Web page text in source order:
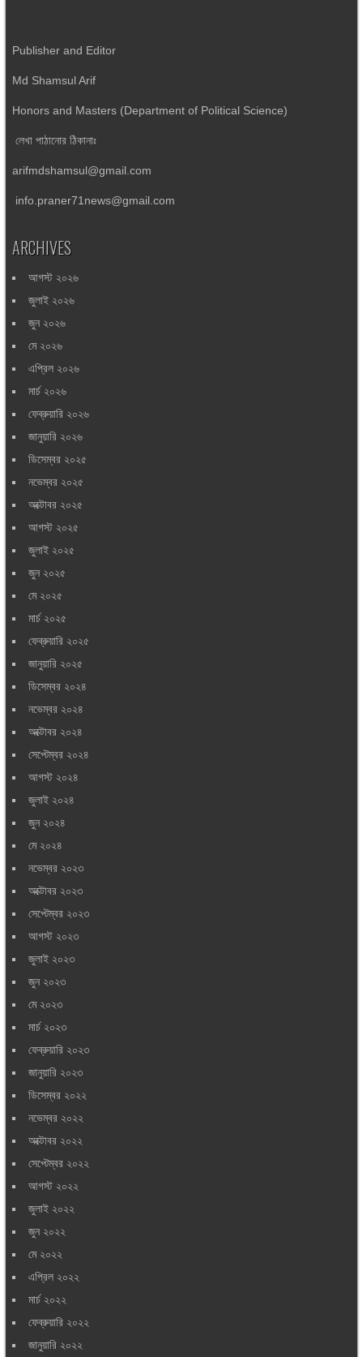
Publisher and Editor
Md Shamsul Arif
Honors and Masters (Department of Political Science)
লেখা পাঠানোর ঠিকানাঃ
arifmdshamsul@gmail.com
info.praner71news@gmail.com
ARCHIVES
আগস্ট ২০২৬
জুলাই ২০২৬
জুন ২০২৬
মে ২০২৬
এপ্রিল ২০২৬
মার্চ ২০২৬
ফেব্রুয়ারি ২০২৬
জানুয়ারি ২০২৬
ডিসেম্বর ২০২৫
নভেম্বর ২০২৫
অক্টোবর ২০২৫
আগস্ট ২০২৫
জুলাই ২০২৫
জুন ২০২৫
মে ২০২৫
মার্চ ২০২৫
ফেব্রুয়ারি ২০২৫
জানুয়ারি ২০২৫
ডিসেম্বর ২০২৪
নভেম্বর ২০২৪
অক্টোবর ২০২৪
সেপ্টেম্বর ২০২৪
আগস্ট ২০২৪
জুলাই ২০২৪
জুন ২০২৪
মে ২০২৪
নভেম্বর ২০২৩
অক্টোবর ২০২৩
সেপ্টেম্বর ২০২৩
আগস্ট ২০২৩
জুলাই ২০২৩
জুন ২০২৩
মে ২০২৩
মার্চ ২০২৩
ফেব্রুয়ারি ২০২৩
জানুয়ারি ২০২৩
ডিসেম্বর ২০২২
নভেম্বর ২০২২
অক্টোবর ২০২২
সেপ্টেম্বর ২০২২
আগস্ট ২০২২
জুলাই ২০২২
জুন ২০২২
মে ২০২২
এপ্রিল ২০২২
মার্চ ২০২২
ফেব্রুয়ারি ২০২২
জানুয়ারি ২০২২